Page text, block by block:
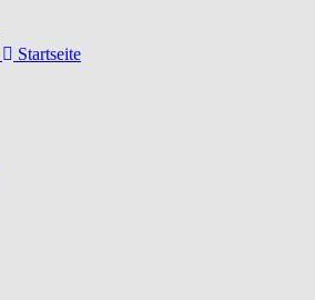
Startseite